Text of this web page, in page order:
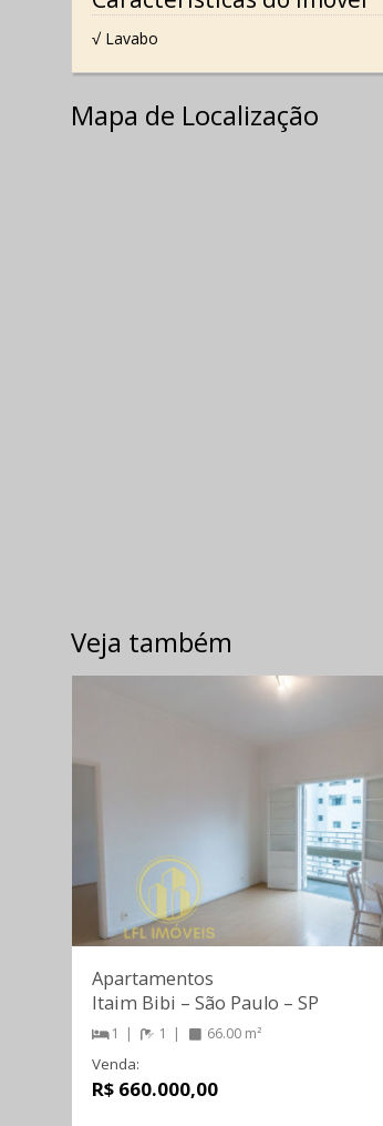
√ Lavabo
Mapa de Localização
Veja também
Apartamentos
Itaim Bibi – São Paulo – SP
1 1 66.00 m²
Venda:
R$ 660.000,00